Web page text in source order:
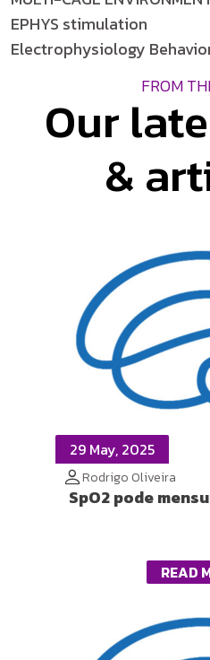
EPHYS stimulation
Electrophysiology
FROM
Our
&
29 May, 2025
Rodrigo Oliveira
SpO2
READ